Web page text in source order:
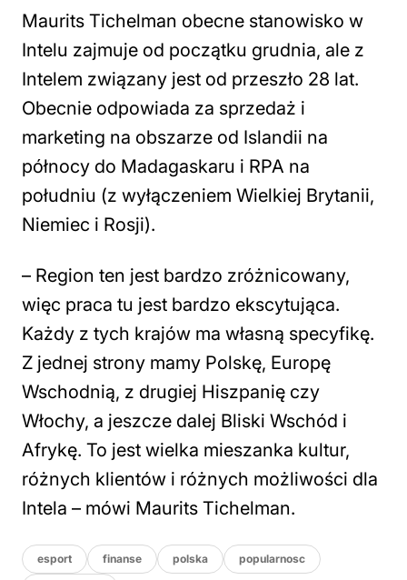
Maurits Tichelman obecne stanowisko w
Intelu zajmuje od początku grudnia, ale z
Intelem związany jest od przeszło 28 lat.
Obecnie odpowiada za sprzedaż i
marketing na obszarze od Islandii na
północy do Madagaskaru i RPA na
południu (z wyłączeniem Wielkiej Brytanii,
Niemiec i Rosji).
– Region ten jest bardzo zróżnicowany,
więc praca tu jest bardzo ekscytująca.
Każdy z tych krajów ma własną specyfikę.
Z jednej strony mamy Polskę, Europę
Wschodnią, z drugiej Hiszpanię czy
Włochy, a jeszcze dalej Bliski Wschód i
Afrykę. To jest wielka mieszanka kultur,
różnych klientów i różnych możliwości dla
Intela – mówi Maurits Tichelman.
esport finanse polska popularnosc